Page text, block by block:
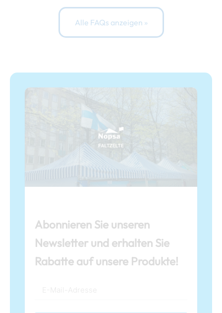
Alle FAQs anzeigen »
Abonnieren Sie unseren
Newsletter und erhalten Sie
Rabatte auf unsere Produkte!